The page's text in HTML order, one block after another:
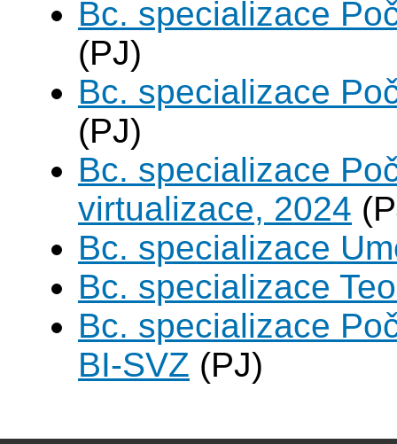
Bc. specializace
(PJ)
Bc. specializace
(PJ)
Bc. specializace
virtualizace, 2024
Bc. specializace
Bc. specializace
Bc. specializace
BI-SVZ (PJ)